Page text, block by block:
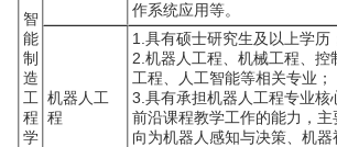
智
能
制
造
工
程
学
作系统应用等。
机器人工
程
1.具有硕士研究生及以上学历
2.机器人工程、机械工程、控
工程、人工智能等相关专业；
3.具有承担机器人工程专业核
前沿课程教学工作的能力，主
向为机器人感知与决策、机器